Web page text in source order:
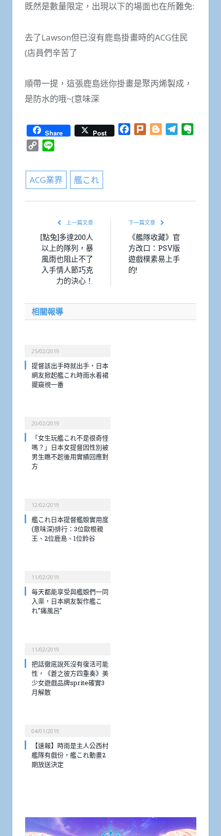
既然是數量限定，出現以下的場面也在所難免:
去了Lawson但已沒有鹿島掛畫時的ACG住民
(店員們辛苦了
順帶一提，這張鹿島迷你掛畫是聚丙烯製成，
是防水的哦~(意味深
Share Post Facebook
Plurk BloggerTelegram
Copy
ACG業界 艦これ
上一篇文章
[點兔]多達200人
以上的隊列，暴
風雨也阻止不了
入手情人節巧克
力的決心！
下一篇文章
《艦隊收藏》官
方改口：PSV版
遊戲樸素易上手
的!
相關報導
25/02/2019
提督該出手時就出手，日本
網友掀起艦これ時雨水着裙
擺窺視一番
20/02/2019
「女生玩艦これ不是很奇怪
嗎？」日本女提督因性別被
男生瞧不起後用實績回應對
方
12/02/2019
艦これ日本提督艦娘實用度
(意味深)排行：3位歐根親
王、2位鹿島、1位鈴谷
11/02/2019
每天都能享受與艦娘們一同
入渠，日本網友製作艦こ
れ”痛風呂”
11/02/2019
把話徹底說死沒有復活可能
性，《蒼之彼方四重奏》美
少女遊戲品牌sprite確實3
月解散
04/01/2019
【速報】時雨是主人公西村
艦隊有戲份，艦これ動畫2
期放送決定